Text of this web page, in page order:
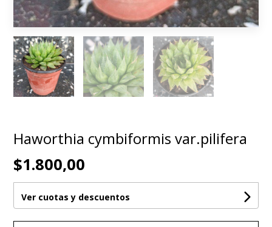
Haworthia cymbiformis var.pilifera
$1.800,00
Ver cuotas y descuentos